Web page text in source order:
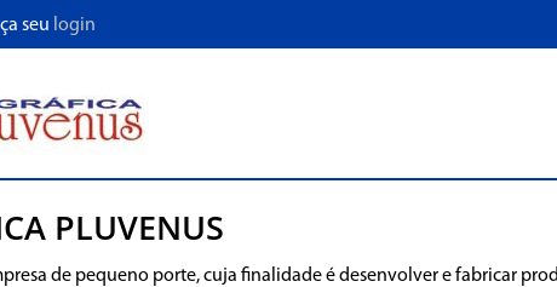
seu login
PLUVENUS
de pequeno porte, cuja finalidade é desenvolver e fabricar